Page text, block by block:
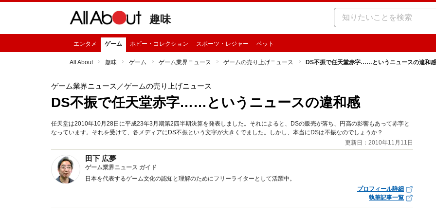
趣味
エンタメ ゲーム ホビー・コレクション スポーツ・レジャー ペット
All About 趣味 ゲーム ゲーム業界ニュース ゲームの売り上げニュース DS不振で任天堂赤字……というニュースの違和感
ゲーム業界ニュース ／ゲームの売り上げニュース
DS不振で任天堂赤字……というニュースの違和感
任天堂は2010年10月28日に平成23年3月期第2四半期決算を発表しました。それによると、DSの販売が落ち、円高の影響もあって赤字と
なっています。それを受けて、各メディアにDS不振という文字が大きくでました。しかし、本当にDSは不振なのでしょうか？
更新日：2010年11月11日
田下 広夢
ゲーム業界ニュース ガイド
日本を代表するゲーム文化の認知と理解のためにフリーライターとして活躍中。
プロフィール詳細
執筆記事一覧